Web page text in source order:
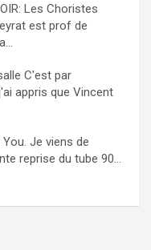
Les Choristes
est prof de
C'est par
appris que Vincent
Je viens de
reprise du tube 90...